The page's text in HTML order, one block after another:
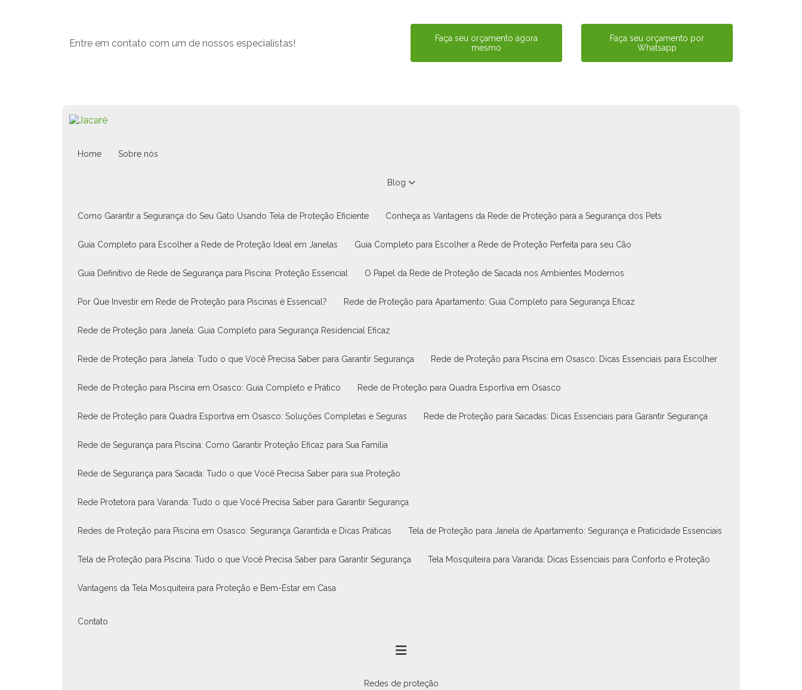
Entre em contato com um de nossos especialistas!
Faça seu orçamento agora
mesmo
Faça seu orçamento por
Whatsapp
Home Sobre nós
Blog
Como Garantir a Segurança do Seu Gato Usando Tela de Proteção Eficiente Conheça as Vantagens da Rede de Proteção para a Segurança dos Pets
Guia Completo para Escolher a Rede de Proteção Ideal em Janelas Guia Completo para Escolher a Rede de Proteção Perfeita para seu Cão
Guia Definitivo de Rede de Segurança para Piscina: Proteção Essencial O Papel da Rede de Proteção de Sacada nos Ambientes Modernos
Por Que Investir em Rede de Proteção para Piscinas é Essencial? Rede de Proteção para Apartamento: Guia Completo para Segurança Eficaz
Rede de Proteção para Janela: Guia Completo para Segurança Residencial Eficaz
Rede de Proteção para Janela: Tudo o que Você Precisa Saber para Garantir Segurança Rede de Proteção para Piscina em Osasco: Dicas Essenciais para Escolher
Rede de Proteção para Piscina em Osasco: Guia Completo e Prático Rede de Proteção para Quadra Esportiva em Osasco
Rede de Proteção para Quadra Esportiva em Osasco: Soluções Completas e Seguras Rede de Proteção para Sacadas: Dicas Essenciais para Garantir Segurança
Rede de Segurança para Piscina: Como Garantir Proteção Eficaz para Sua Família
Rede de Segurança para Sacada: Tudo o que Você Precisa Saber para sua Proteção
Rede Protetora para Varanda: Tudo o que Você Precisa Saber para Garantir Segurança
Redes de Proteção para Piscina em Osasco: Segurança Garantida e Dicas Práticas Tela de Proteção para Janela de Apartamento: Segurança e Praticidade Essenciais
Tela de Proteção para Piscina: Tudo o que Você Precisa Saber para Garantir Segurança Tela Mosquiteira para Varanda: Dicas Essenciais para Conforto e Proteção
Vantagens da Tela Mosquiteira para Proteção e Bem-Estar em Casa
Contato
redes de proteção